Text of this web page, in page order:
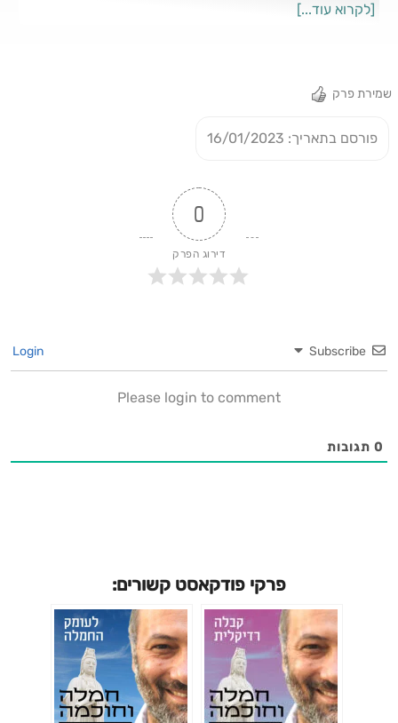
[לקרוא עוד...]
שמירת פרק
פורסם בתאריך: 16/01/2023
0
דירוג הפרק
Subscribe
Please login to comment
0 תגובות
פרקי פודקאסט קשורים: